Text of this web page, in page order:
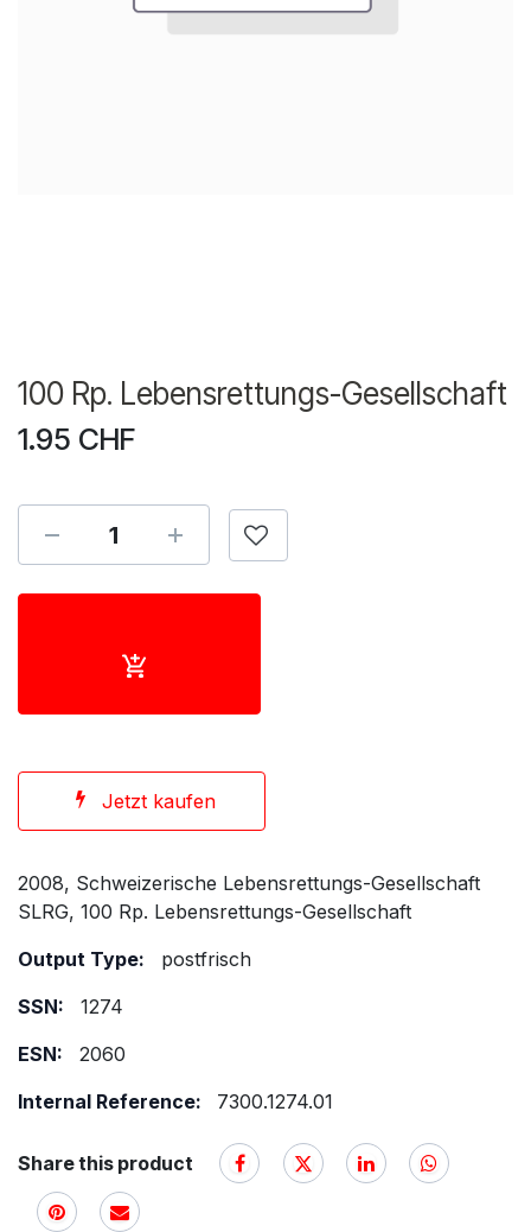
100 Rp. Lebensrettungs-Gesellschaft
1.95 CHF
Jetzt kaufen
2008, Schweizerische Lebensrettungs-Gesellschaft
SLRG, 100 Rp. Lebensrettungs-Gesellschaft
Output Type:
postfrisch
SSN:
1274
ESN:
2060
Internal Reference:
7300.1274.01
Share this product